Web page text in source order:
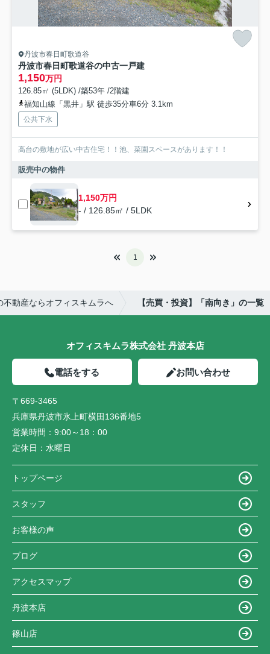
丹波市春日町歌道谷
丹波市春日町歌道谷の中古一戸建
1,150万円
126.85㎡ (5LDK) /築53年 /2階建
福知山線「黒井」駅 徒歩35分車6分 3.1km
公共下水
高台の敷地が広い中古住宅！！池、菜園スペースがあります！！
販売中の物件
1,150万円
- / 126.85㎡ / 5LDK
1
動産ならオフィスキムラへ 【売買・投資】「南向き」の一覧
オフィスキムラ株式会社 丹波本店
電話をする お問い合わせ
〒669-3465
兵庫県丹波市氷上町横田136番地5
営業時間： 9:00～18：00
定休日： 水曜日
トップページ
スタッフ
お客様の声
ブログ
アクセスマップ
丹波本店
篠山店